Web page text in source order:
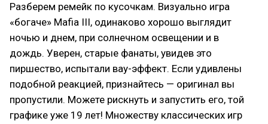
Разберем ремейк по кусочкам. Визуально игра
«богаче» Mafia III, одинаково хорошо выглядит
ночью и днем, при солнечном освещении и в
дождь. Уверен, старые фанаты, увидев это
пиршество, испытали вау-эффект. Если удивлены
подобной реакцией, признайтесь — оригинал вы
пропустили. Можете рискнуть и запустить его, той
графике уже 19 лет! Множеству классических игр